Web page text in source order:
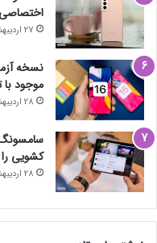
27 اردیبهشت 1401
موجود
28 اردیبهشت 1401
سامسونگ
کشویی
28 اردیبهشت 1401